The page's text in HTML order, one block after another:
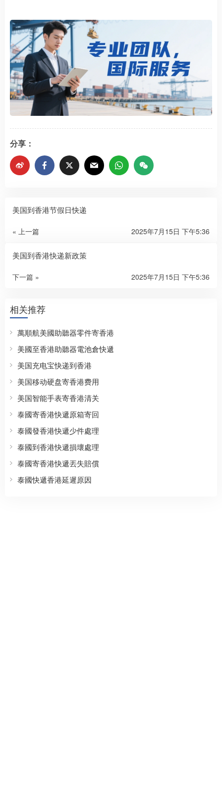
分享：
美国到香港节假日快递
« 上一篇 2025年7月15日 下午5:36
美国到香港快递新政策
下一篇 » 2025年7月15日 下午5:36
相关推荐
萬順航美國助聽器零件寄香港
美國至香港助聽器電池倉快遞
美国充电宝快递到香港
美国移动硬盘寄香港费用
美国智能手表寄香港清关
泰國寄香港快遞原箱寄回
泰國發香港快遞少件處理
泰國到香港快遞損壞處理
泰國寄香港快遞丟失賠償
泰國快遞香港延遲原因